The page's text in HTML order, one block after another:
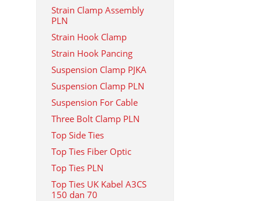
Strain Clamp Assembly
PLN
Strain Hook Clamp
Strain Hook Pancing
Suspension Clamp PJKA
Suspension Clamp PLN
Suspension For Cable
Three Bolt Clamp PLN
Top Side Ties
Top Ties Fiber Optic
Top Ties PLN
Top Ties UK Kabel A3CS
150 dan 70